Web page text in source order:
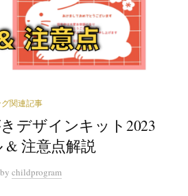
関連記事
デザインキット2023
& 注意点解説
by childprogram